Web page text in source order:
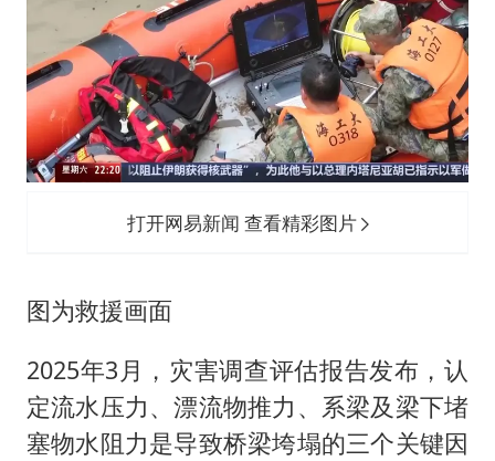
打开网易新闻 查看精彩图片
图为救援画面
2025年3月，灾害调查评估报告发布，认
定流水压力、漂流物推力、系梁及梁下堵
塞物水阻力是导致桥梁垮塌的三个关键因